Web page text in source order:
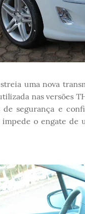
uma nova
nas versões
segurança e
o engate de